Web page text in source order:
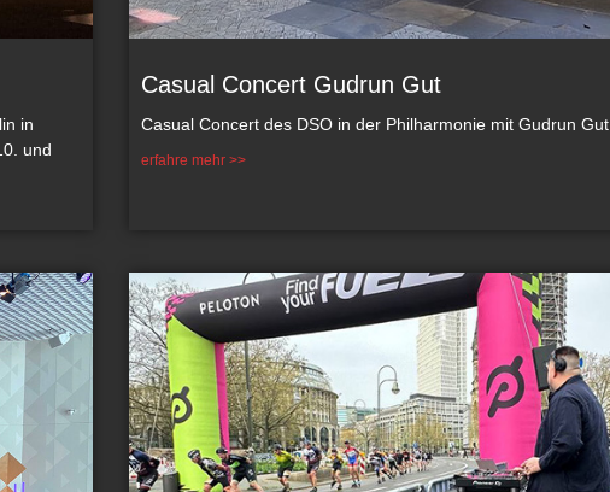
in
und
Casual Concert Gudrun Gut
Casual Concert des DSO in der Philharmonie mit Gudrun Gut.
erfahre mehr >>